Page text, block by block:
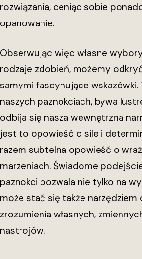
rozwiązania, ceniąc sobie
opanowanie.
Obserwując więc własne
rodzaje zdobień, możemy
samymi fascynujące wskazówki.
naszych paznokciach, bywa
odbija się nasza wewnętrzna
jest to opowieść o sile i
razem subtelna opowieść o
marzeniach. Świadome
paznokci pozwala nie tylko na
może stać się także narzędziem
zrozumienia własnych,
nastrojów.